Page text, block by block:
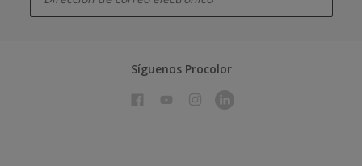
Síguenos Procolor